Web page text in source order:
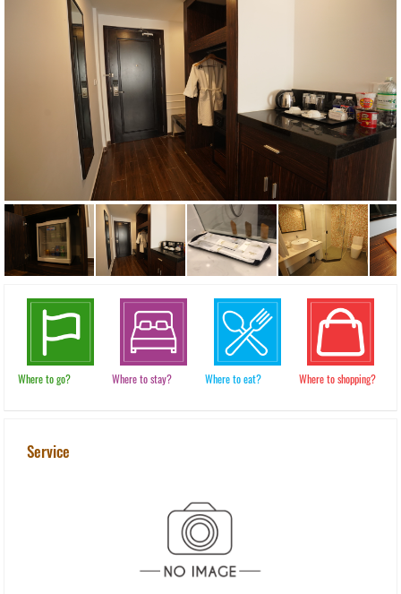
Where to go? Where to stay? Where to eat? Where to shopping?
Service